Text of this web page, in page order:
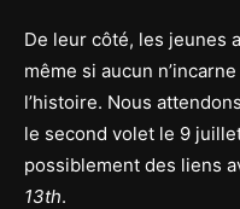
De leur côté, les jeunes
même si aucun
l’histoire. Nous
le second volet le 9
possiblement des liens
13th.